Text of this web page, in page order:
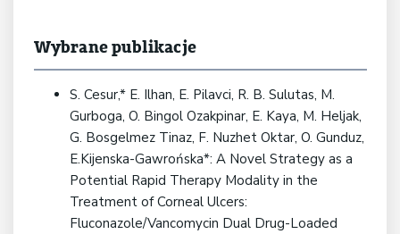
Wybrane publikacje
S. Cesur,* E. Ilhan, E. Pilavci, R. B. Sulutas, M.
Gurboga, O. Bingol Ozakpinar, E. Kaya, M. Heljak,
G. Bosgelmez Tinaz, F. Nuzhet Oktar, O. Gunduz,
E.Kijenska-Gawrońska*: A Novel Strategy as a
Potential Rapid Therapy Modality in the
Treatment of Corneal Ulcers:
Fluconazole/Vancomycin Dual Drug-Loaded